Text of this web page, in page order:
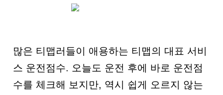
많은 티맵러들이 애용하는 티맵의 대표 서비
스 운전점수. 오늘도 운전 후에 바로 운전점
수를 체크해 보지만, 역시 쉽게 오르지 않는